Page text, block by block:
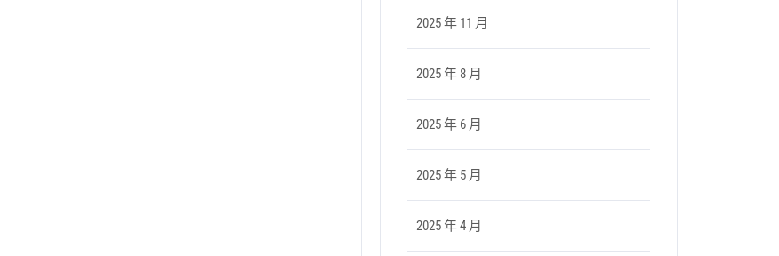
2025 年 11 月
2025 年 8 月
2025 年 6 月
2025 年 5 月
2025 年 4 月